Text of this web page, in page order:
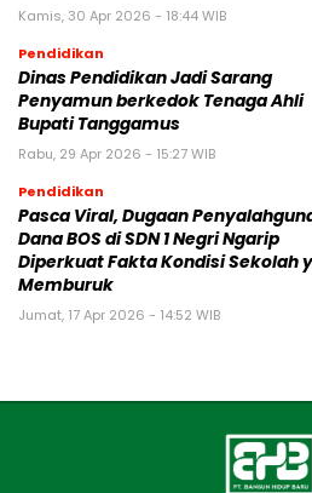
Kamis, 30 Apr 2026 - 18:44 WIB
Pendidikan
Dinas Pendidikan Jadi Sarang
Penyamun berkedok Tenaga Ahli
Bupati Tanggamus
Rabu, 29 Apr 2026 - 15:27 WIB
Pendidikan
Pasca Viral, Dugaan
Dana BOS di SDN 1 Negri Ngarip
Diperkuat Fakta Kondisi Sekolah
Memburuk
Jumat, 17 Apr 2026 - 14:52 WIB